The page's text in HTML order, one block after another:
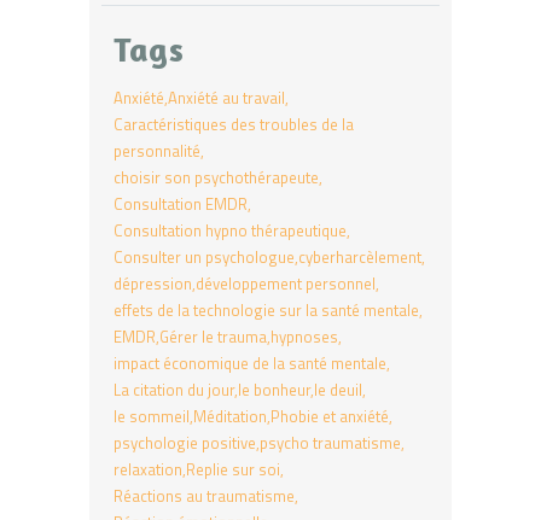
Tags
Anxiété Anxiété au travail
Caractéristiques des troubles de la
personnalité
choisir son psychothérapeute
Consultation EMDR
Consultation hypno thérapeutique
Consulter un psychologue cyberharcèlement
dépression développement personnel
effets de la technologie sur la santé mentale
EMDR Gérer le trauma hypnoses
impact économique de la santé mentale
La citation du jour le bonheur le deuil
le sommeil Méditation Phobie et anxiété
psychologie positive psycho traumatisme
relaxation Replie sur soi
Réactions au traumatisme